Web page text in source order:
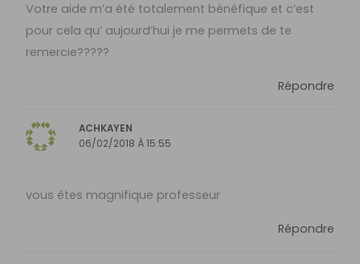
Votre aide m’a été totalement bénéfique et c’est
pour cela qu’ aujourd’hui je me permets de te
remercie?????
Répondre
ACHKAYEN
06/02/2018 À 15:55
vous êtes magnifique professeur
Répondre